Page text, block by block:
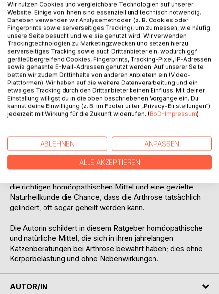
Auf die Merkliste
Titel bewerten
BESCHREIBUNG
wie Arthrose bekommen. Während die Schulmedizin hier
ausschließlich mit Schmerzmitteln therapiert, die nicht an
die eigentliche Ursache gehen, aber immer auch den
Körper und die Organe belasten, das Immunsystem
die richtigen homöopathischen Mittel und eine gezielte
Naturheilkunde die Chance, dass die Arthrose tatsächlich
gelindert, oft sogar geheilt werden kann.
Die Autorin schildert in diesem Ratgeber homöopathische
und natürliche Mittel, die sich in ihren jahrelangen
Katzenberatungen bei Arthrose bewährt haben; dies ohne
Körperbelastung und ohne Nebenwirkungen.
AUTOR/IN
Wir nutzen Cookies und vergleichbare Technologien auf unserer
Website. Einige von ihnen sind essenziell und technisch notwendig.
Daneben verwenden wir Analysemethoden (z. B. Cookies oder
Fingerprints sowie serverseitiges Tracking), um zu messen, wie häufig
unsere Seite besucht und wie sie genutzt wird. Wir verwenden
Trackingtechnologien zu Marketingzwecken und setzen hierzu
serverseitiges Tracking sowie auch Drittanbieter ein, wodurch ggf.
geräteübergreifend Cookies, Fingerprints, Tracking-Pixel, IP-Adressen
sowie gehashte E-Mail-Adressen genutzt werden. Auf unserer Seite
betten wir zudem Drittinhalte von anderen Anbietern ein (Video-
Plattformen). Wir haben auf die weitere Datenverarbeitung und ein
etwaiges Tracking durch den Drittanbieter keinen Einfluss. Mit deiner
Einstellung willigst du in die oben beschriebenen Vorgänge ein. Du
kannst deine Einwilligung (z. B. im Footer unter „Privacy-Einstellungen“)
jederzeit mit Wirkung für die Zukunft widerrufen. (BoD-Impressum)
ABLEHNEN ANPASSEN
ALLE AKZEPTIEREN